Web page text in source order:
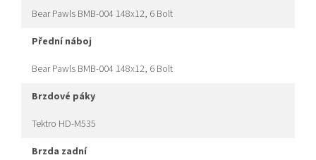
Bear Pawls BMB-004 148x12, 6 Bolt
přední náboj
Bear Pawls BMB-004 148x12, 6 Bolt
brzdové páky
Tektro HD-M535
brzda zadní